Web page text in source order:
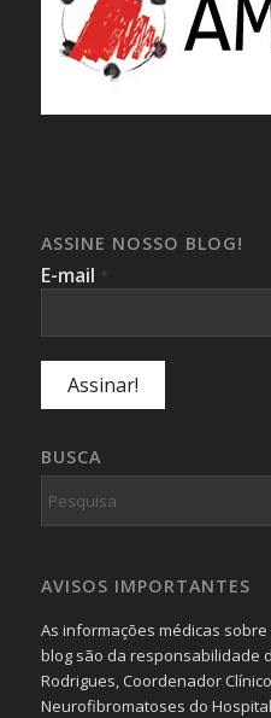
ASSINE NOSSO BLOG!
E-mail *
BUSCA
AVISOS IMPORTANTES
As informações médicas
blog são da responsabilidade
Rodrigues, Coordenador
Neurofibromatoses do